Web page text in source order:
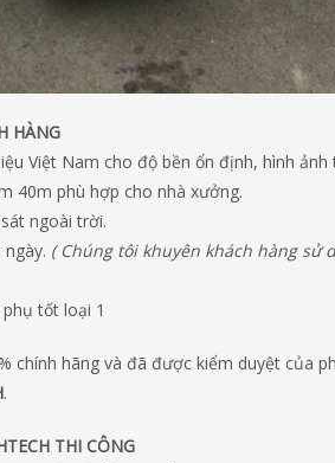
HÀNG
Việt Nam cho độ bền ổn định, hình ảnh
40m phù hợp cho nhà xưởng.
ngoài trời.
( Chúng tôi khuyên khách hàng sử
tốt loại 1
chính hãng và đã được kiểm duyệt của
.
THI CÔNG